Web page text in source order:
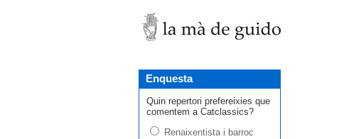
Enquesta
Quin repertori prefereixies que
comentem a Catclassics?
Renaixentista i barroc